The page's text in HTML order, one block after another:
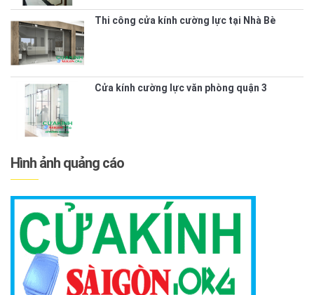
Thi công cửa kính cường lực tại Nhà Bè
Cửa kính cường lực văn phòng quận 3
Hình ảnh quảng cáo